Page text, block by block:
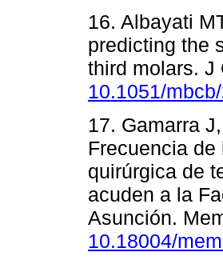
16. Albayati
predicting the
third molars. J
10.1051/
17. Gamarra
Frecuencia
quirúrgica de
acuden a la
Asunción.
10.18004/